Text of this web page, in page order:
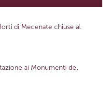
di Mecenate chiuse al
ai Monumenti del